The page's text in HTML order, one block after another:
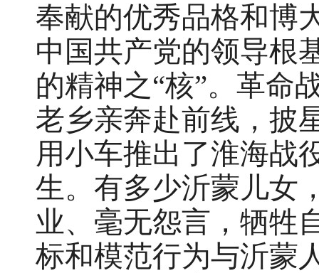
奉献的优秀品格和博
中国共产党的领导根
的精神之“核”。革命
老乡亲奔赴前线，披
用小车推出了淮海战
生。有多少沂蒙儿女
业、毫无怨言，牺牲
标和模范行为与沂蒙